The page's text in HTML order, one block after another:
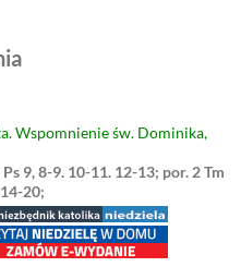
Wspomnienie św. Dominika,
9, 8-9. 10-11. 12-13; por. 2 Tm
20;